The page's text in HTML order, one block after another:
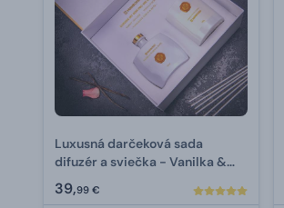
Luxusná darčeková sada
difuzér a sviečka - Vanilka &
Ruže
39,99 €